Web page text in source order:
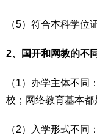
（5）符合本科学位
2、国开和网教的不
（1）办学主体不同
校；网络教育基本都
（2）入学形式不同